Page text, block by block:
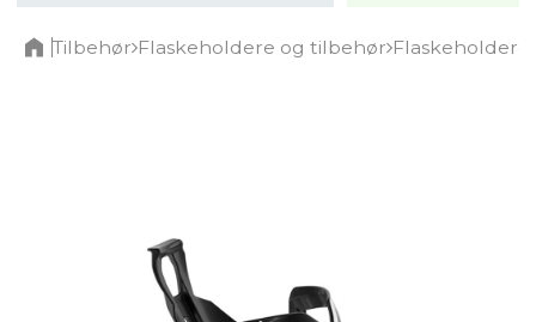
Tilbehør Flaskeholdere og tilbehør Flaskeholdere